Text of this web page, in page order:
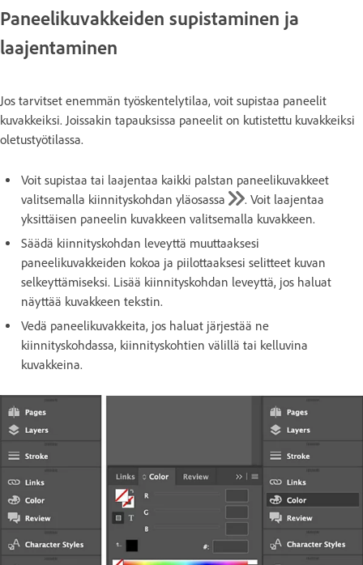
Paneelikuvakkeiden supistaminen ja
laajentaminen
Jos tarvitset enemmän työskentelytilaa, voit supistaa paneelit
kuvakkeiksi. Joissakin tapauksissa paneelit on kutistettu kuvakkeiksi
oletustyötilassa.
Voit supistaa tai laajentaa kaikki palstan paneelikuvakkeet
valitsemalla kiinnityskohdan yläosassa
. Voit laajentaa
yksittäisen paneelin kuvakkeen valitsemalla kuvakkeen.
Säädä kiinnityskohdan leveyttä muuttaaksesi
paneelikuvakkeiden kokoa ja piilottaaksesi selitteet kuvan
selkeyttämiseksi. Lisää kiinnityskohdan leveyttä, jos haluat
näyttää kuvakkeen tekstin.
Vedä paneelikuvakkeita, jos haluat järjestää ne
kiinnityskohdassa, kiinnityskohtien välillä tai kelluvina
kuvakkeina.